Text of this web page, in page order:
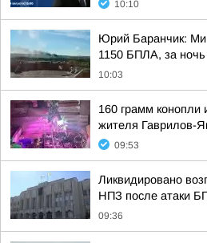
10:10
Юрий Баранчик:
1150 БПЛА, за
10:03
160 грамм конопли
жителя Гаврилов-
09:53
Ликвидировано
НПЗ после атаки
09:36